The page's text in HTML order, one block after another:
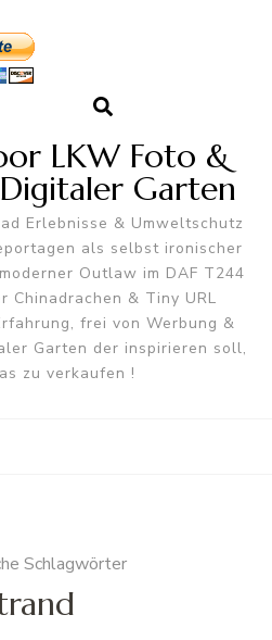
LKW Foto &
Garten
Erlebnisse & Umweltschutz
als selbst ironischer
Outlaw im DAF T244
Chinadrachen & Tiny URL
frei von Werbung &
Garten der inspirieren soll,
zu verkaufen !
Schlagwörter